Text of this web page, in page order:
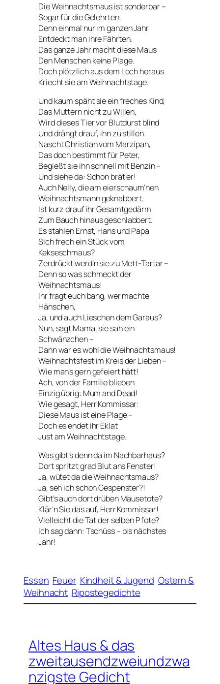
Die Weihnachtsmaus ist sonderbar –
Sogar für die Gelehrten.
Denn einmal nur im ganzen Jahr
Entdeckt man ihre Fährten.
Das ganze Jahr macht diese Maus
Den Menschen keine Plage.
Doch plötzlich aus dem Loch heraus
Kriecht sie am Weihnachtstage.
Und kaum späht sie ein freches Kind,
Das Muttern nicht zu Willen,
Wird dieses Tier vor Blutdurst blind
Und drängt drauf, ihn zu stillen.
Nascht Christian vom Marzipan,
Das doch bestimmt für Peter,
Begießt sie ihn schnell mit Benzin –
Und siehe da: Schon brät er!
Auch Nelly, die am eierschaum’nen
Weihnachtsmann geknabbert,
Ist kurz drauf ihr Gesamtgedärm
Zum Bauch hinaus geschlabbert.
Es stahlen Ernst, Hans und Papa
Sich frech ein Stück vom
Kekseschmaus?
Zerdrückt werd’n sie zu Mett-Tartar –
Denn so was schmeckt der
Weihnachtsmaus!
Ihr fragt euch bang, wer machte
Hänschen,
Ja, und auch Lieschen dem Garaus?
Nun, sagt Mama, sie sah ein
Schwänzchen –
Dann war es wohl die Weihnachtsmaus!
Weihnachtsfest im Kreis der Lieben –
Wie man’s gern gefeiert hätt!
Ach, von der Familie blieben
Einzig übrig: Mum and Dead!
Wie gesagt, Herr Kommissar:
Diese Maus ist eine Plage –
Doch es endet ihr Eklat
Just am Weihnachtstage.
Was gibt’s denn da im Nachbarhaus?
Dort spritzt grad Blut ans Fenster!
Ja, wütet da die Weihnachtsmaus?
Ja, seh ich schon Gespenster?!
Gibt’s auch dort drüben Mausetote?
Klär’n Sie das auf, Herr Kommissar!
Vielleicht die Tat der selben Pfote?
Ich sag dann: Tschüss – bis nächstes
Jahr!
Essen Feuer Kindheit & Jugend Ostern &
Weihnacht Ripostegedichte
Altes Haus & das
zweitausendzweiundzwa
nzigste Gedicht